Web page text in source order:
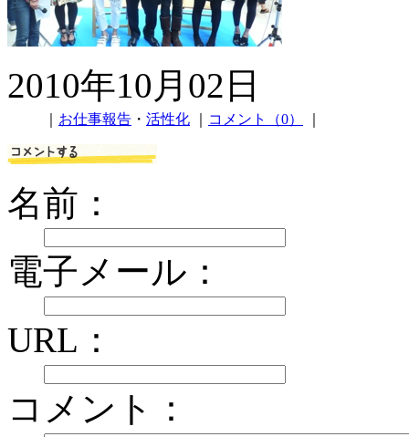
2010年10月02日
お仕事報告 ・ 活性化 コメント（0）
名前：
電子メール：
URL：
コメント：